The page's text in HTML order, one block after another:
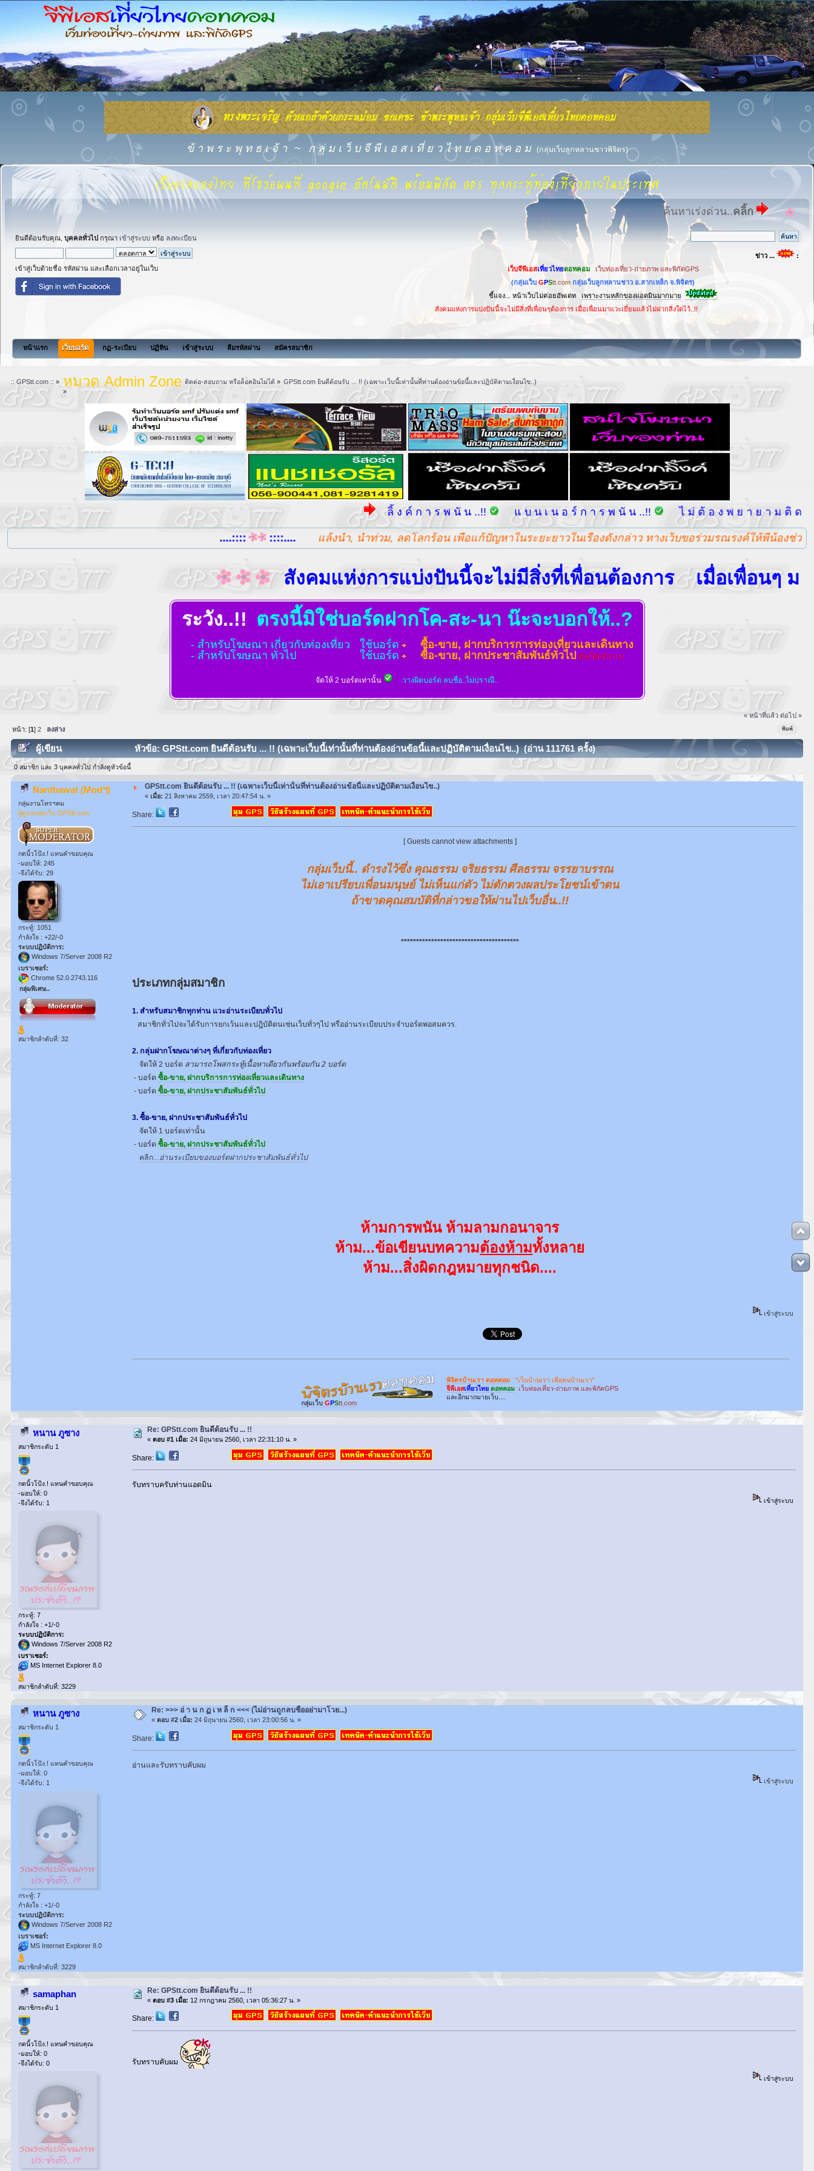
ข้ า พ ร ะ พุ ท ธ เ จ้ า ~ ก ลุ่ ม เ ว็ บ จี พี เ อ ส เ ที่ ย ว ไ ท ย ด อ ท ค อ ม (กลุ่มเว็บลูกหลานชาวพิจิตร)
ค้นหาเร่งด่วน..คลิ้ก
ยินดีต้อนรับคุณ, บุคคลทั่วไป กรุณา เข้าสู่ระบบ หรือ ลงทะเบียน
เข้าสู่เว็บด้วยชื่อ รหัสผ่าน และเลือกเวลาอยู่ในเว็บ
ข่าว ...
:
เว็บจีพีเอสเที่ยวไทยดอทคอม
เว็บท่องเที่ยว-ถ่ายภาพ และพิกัดGPS
(กลุ่มเว็บ GPStt.com กลุ่มเว็บลูกหลานชาว อ.สากเหล็ก จ.พิจิตร)
ชี้แจง... หน้าเว็บไม่ค่อยอัพเดท
เพราะงานหลักของแอดมินมากมาย
สังคมแห่งการแบ่งปันนี้จะไม่มีสิ่งที่เพื่อนๆต้องการ เมื่อเพื่อนมาแวะเยี่ยมแล้วไม่ฝากสิ่งใดไว้..!!
หน้าแรก เว็บบอร์ด กฏ-ระเบียบ ปฏิทิน เข้าสู่ระบบ ลืมรหัสผ่าน สมัครสมาชิก
:: GPStt.com :: » หมวด Admin Zone
»
ติดต่อ-สอบถาม หรือล็อคอินไม่ได้» GPStt.com ยินดีต้อนรับ ... !! (เฉพาะเว็บนี้เท่านั้นที่ท่านต้องอ่านข้อนี้และปฏิบัติตามเงื่อนไข..)
ลิ้ ง ค์ ก า ร พ นั น ..!! แ บ น เ น อ ร์ ก า ร พ นั น ..!! ไ ม่ ต้ อ ง พ ย า ย า ม ติ ด ต่ อ ม า ไ ม่ ต้ อ
::::.... แล้งน้ำ, น้ำท่วม, ลดโลกร้อน เพื่อแก้ปัญหาในระยะยาวในเรื่องดังกล่าว ทางเว็บขอร่วมรณรงค์ให้พี่น้องช่วยกันปลูกป่า
สังคมแห่งการแบ่งปันนี้จะไม่มีสิ่งที่เพื่อนต้องการ
เมื่อเพื่อนๆ มาแวะเยี่
ระวัง..!! ตรงนี้มิใช่บอร์ดฝากโค-สะ-นา น๊ะจะบอกให้..?
- สำหรับโฆษณา เกี่ยวกับท่องเที่ยว
- สำหรับโฆษณา ทั่วไป
ใช้บอร์ด
ซื้อ-ขาย, ฝากบริการการท่องเที่ยวและเดินทาง
ใช้บอร์ด
ซื้อ-ขาย, ฝากประชาสัมพันธ์ทั่วไป (ปิดให้บริการ)
จัดให้ 2 บอร์ดเท่านั้น วางผิดบอร์ด ลบชื่อ..ไม่ปราณี..
« หน้าที่แล้ว ต่อไป »
พิมพ์
หน้า: [1]2 ลงล่าง
ผู้เขียน หัวข้อ: GPStt.com ยินดีต้อนรับ ... !! (เฉพาะเว็บนี้เท่านั้นที่ท่านต้องอ่านข้อนี้และปฏิบัติตามเงื่อนไข..) (อ่าน 111761 ครั้ง)
0 สมาชิก และ 3 บุคคลทั่วไป กำลังดูหัวข้อนี้
Nanthawat (Modฯ)
กลุ่มงานโทรฯคม
ผู้ดูแลกลุ่มเว็บ GPStt.com
กดนิ้วโป้ง.! แทนคำขอบคุณ
-มอบให้: 245
-จึงได้รับ: 29
กระทู้: 1051
กำลังใจ : +22/-0
ระบบปฏิบัติการ:
Windows 7/Server 2008 R2
เบราเซอร์:
Chrome 52.0.2743.116
กลุ่มพิเศษ..
สมาชิกลำดับที่: 32
GPStt.com ยินดีต้อนรับ ... !! (เฉพาะเว็บนี้เท่านั้นที่ท่านต้องอ่านข้อนี้และปฏิบัติตามเงื่อนไข..)
« เมื่อ: 21 สิงหาคม 2559, เวลา 20:47:54 น. »
Share:
[ Guests cannot view attachments ]
กลุ่มเว็บนี้.. ดำรงไว้ซึ่ง คุณธรรม จริยธรรม ศีลธรรม จรรยาบรรณ
ไม่เอาเปรียบเพื่อนมนุษย์ ไม่เห็นแก่ตัว ไม่ตักตวงผลประโยชน์เข้าตน
ถ้าขาดคุณสมบัติที่กล่าวขอให้ผ่านไปเว็บอื่น..!!
***************************************
ประเภทกลุ่มสมาชิก
1. สำหรับสมาชิกทุกท่าน แวะอ่านระเบียบทั่วไป
สมาชิกทั่วไปจะได้รับการยกเว้นและปฎิบัติตนเช่นเว็บทั่วๆไป หรืออ่านระเบียบประจำบอร์ดพอสมควร.
2. กลุ่มฝากโฆษณาต่างๆ ที่เกี่ยวกับท่องเที่ยว
จัดให้ 2 บอร์ด สามารถโพสกระทู้เนื้อหาเดียวกันพร้อมกัน 2 บอร์ด
- บอร์ด ซื้อ-ขาย, ฝากบริการการท่องเที่ยวและเดินทาง
- บอร์ด ซื้อ-ขาย, ฝากประชาสัมพันธ์ทั่วไป
3. ซื้อ-ขาย, ฝากประชาสัมพันธ์ทั่วไป
จัดให้ 1 บอร์ดเท่านั้น
- บอร์ด ซื้อ-ขาย, ฝากประชาสัมพันธ์ทั่วไป
คลิก...อ่านระเบียบของบอร์ดฝากประชาสัมพันธ์ทั่วไป
ห้ามการพนัน ห้ามลามกอนาจาร
ห้าม...ข้อเขียนบทความต้องห้ามทั้งหลาย
ห้าม...สิ่งผิดกฎหมายทุกชนิด....
เข้าสู่ระบบ
กลุ่มเว็บ G PStt.com
พิจิตรบ้านเรา ดอทคอม
"เว็บบ้านเรา เพื่อคนบ้านเรา"
จีพีเอสเที่ยวไทย ดอทคอม เว็บท่องเที่ยว-ถ่ายภาพ และพิกัดGPS
และอีกมากมายเว็บ....
หนาน ภูซาง
สมาชิกระดับ 1
กดนิ้วโป้ง.! แทนคำขอบคุณ
-มอบให้: 0
-จึงได้รับ: 1
กระทู้: 7
กำลังใจ : +1/-0
ระบบปฏิบัติการ:
Windows 7/Server 2008 R2
เบราเซอร์:
MS Internet Explorer 8.0
สมาชิกลำดับที่: 3229
Re: GPStt.com ยินดีต้อนรับ ... !!
« ตอบ #1 เมื่อ: 24 มิถุนายน 2560, เวลา 22:31:10 น. »
Share:
รับทราบครับท่านแอดมิน
เข้าสู่ระบบ
หนาน ภูซาง
สมาชิกระดับ 1
กดนิ้วโป้ง.! แทนคำขอบคุณ
-มอบให้: 0
-จึงได้รับ: 1
กระทู้: 7
กำลังใจ : +1/-0
ระบบปฏิบัติการ:
Windows 7/Server 2008 R2
เบราเซอร์:
MS Internet Explorer 8.0
สมาชิกลำดับที่: 3229
Re: >>> อ่ า น ก ฏ เ ห ล็ ก <<< (ไม่อ่านถูกลบชื่ออย่ามาโวย...)
« ตอบ #2 เมื่อ: 24 มิถุนายน 2560, เวลา 23:00:56 น. »
Share:
อ่านและรับทราบคับผม
เข้าสู่ระบบ
samaphan
สมาชิกระดับ 1
กดนิ้วโป้ง.! แทนคำขอบคุณ
-มอบให้: 0
-จึงได้รับ: 0
Re: GPStt.com ยินดีต้อนรับ ... !!
« ตอบ #3 เมื่อ: 12 กรกฎาคม 2560, เวลา 05:36:27 น. »
Share:
รับทราบคับผม
เข้าสู่ระบบ